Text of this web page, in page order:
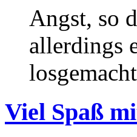
Angst, so
allerdings
Viel Spaß